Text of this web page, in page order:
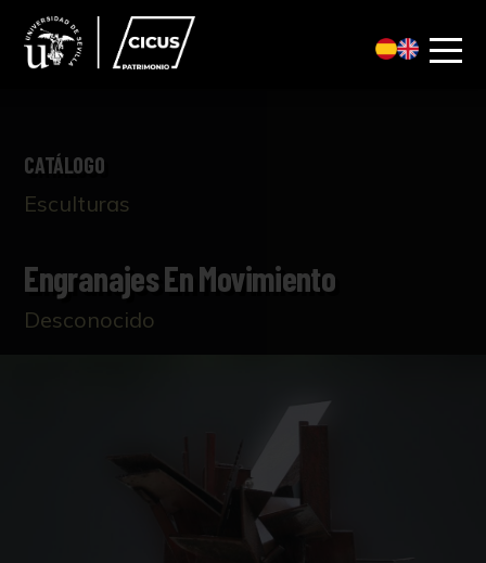
CATÁLOGO
Esculturas
Engranajes En Movimiento
Desconocido